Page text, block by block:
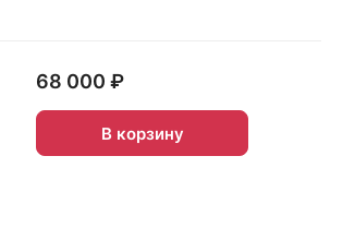
68 000 ₽
В корзину